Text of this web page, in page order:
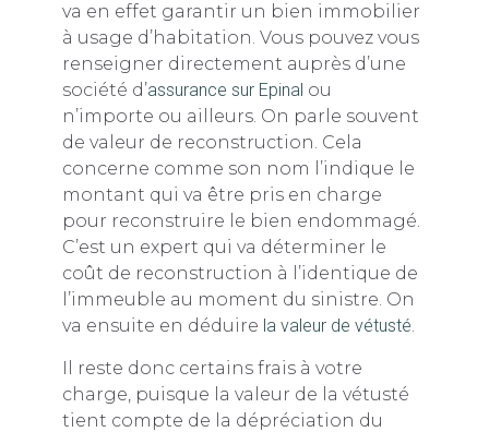
va en effet garantir un bien immobilier
à usage d’habitation. Vous pouvez vous
renseigner directement auprès d’une
société d’assurance sur Epinal ou
n’importe ou ailleurs. On parle souvent
de valeur de reconstruction. Cela
concerne comme son nom l’indique le
montant qui va être pris en charge
pour reconstruire le bien endommagé.
C’est un expert qui va déterminer le
coût de reconstruction à l’identique de
l’immeuble au moment du sinistre. On
va ensuite en déduire la valeur de vétusté.
Il reste donc certains frais à votre
charge, puisque la valeur de la vétusté
tient compte de la dépréciation du